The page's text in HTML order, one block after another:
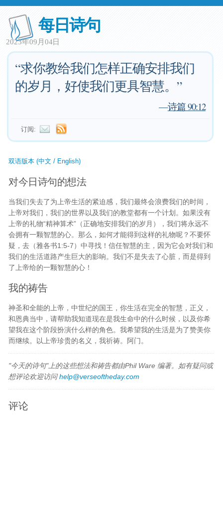
每日诗句
2023年09月04日
“求你教给我们怎样正确安排我们
的岁月，好使我们更具智慧。”
—诗篇 90:12
订阅:
双语版本 (中文 / English)
对今日诗句的想法
当我们失去了为上帝生活的紧迫感，我们最终会浪费我们的时间，
上帝对我们，我们的世界以及我们的教堂都有一个计划。如果没有
上帝的礼物“精神算术”（正确地安排我们的岁月），我们将永远不
会拥有一颗智慧的心。那么，如何才能得到这样的礼物呢？不要怀
疑，去（雅各书1:5-7）中寻找！信任智慧的主，因为它会对我们和
我们的生活道路产生巨大的影响。我们不是失去了心脏，而是得到
了上帝给的一颗智慧的心！
我的祷告
神圣和全能的上帝，中世纪的国王，你生活在完全的智慧，正义，
和恩典当中，请帮助我知道现在是我生命中的什么时候，以及你希
望我在这个阶段扮演什么样的角色。我希望我的生活是为了赞美你
而继续。以上帝珍贵的名义，我祈祷。阿门。
"今天的诗句"上的这些想法和祷告都由Phil Ware 编著。如有疑问或
想评论欢迎访问help@verseoftheday.com
评论